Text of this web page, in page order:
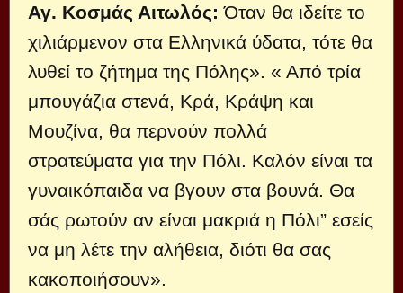
Αγ. Κοσμάς Αιτωλός: Όταν θα ιδείτε το
χιλιάρμενον στα Ελληνικά ύδατα, τότε θα
λυθεί το ζήτημα της Πόλης». « Από τρία
μπουγάζια στενά, Κρά, Κράψη και
Μουζίνα, θα περνούν πολλά
στρατεύματα για την Πόλι. Καλόν είναι τα
γυναικόπαιδα να βγουν στα βουνά. Θα
σάς ρωτούν αν είναι μακριά η Πόλι” εσείς
να μη λέτε την αλήθεια, διότι θα σας
κακοποιήσουν».